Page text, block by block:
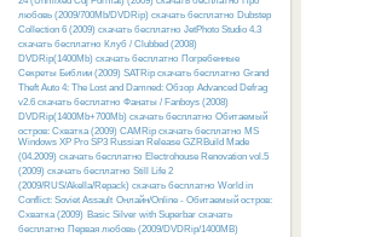
любовь (2009/700Mb/DVDRip) скачать бесплатно Dubstep
Collection 6 (2009) скачать бесплатно JetPhoto Studio 4.3
скачать бесплатно Клуб / Clubbed (2008)
DVDRip(1400Mb) скачать бесплатно Погребенные
Секреты Библии (2009) SATRip скачать бесплатно Grand
Theft Auto 4: The Lost and Damned: Обзор Advanced Defrag
v2.6 скачать бесплатно Фанаты / Fanboys (2008)
DVDRip(1400Mb+700Mb) скачать бесплатно Обитаемый
остров: Схватка (2009) CAMRip скачать бесплатно MS
Windows XP Pro SP3 Russian Release GZRBuild Made
(04.2009) скачать бесплатно Electrohouse Renovation vol.5
(2009) скачать бесплатно Still Life 2
(2009/RUS/Akella/Repack) скачать бесплатно World in
Conflict: Soviet Assault Онлайн/Online - Обитаемый остров:
Схватка (2009) Basic Silver with Superbar скачать
бесплатно Первая любовь (2009/DVDRip/1400MB)